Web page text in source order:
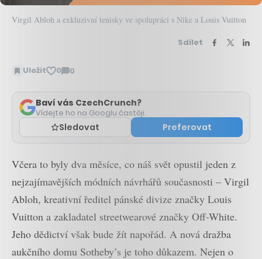
Virgil Abloh a exkluzivní tenisky ve spolupráci s Nike a Louis Vuitton
Sdílet
Uložit 0 0
Zobrazit
Baví vás CzechCrunch?
Vídejte ho na Googlu častěji.
Sledovat Preferovat
Včera to byly dva měsíce, co náš svět opustil jeden z
nejzajímavějších módních návrhářů současnosti – Virgil
Abloh, kreativní ředitel pánské divize značky Louis
Vuitton a zakladatel streetwearové značky Off-White.
Jeho dědictví však bude žít napořád. A nová dražba
aukčního domu Sotheby’s je toho důkazem. Nejen o